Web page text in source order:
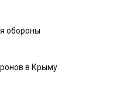
обороны
в Крыму